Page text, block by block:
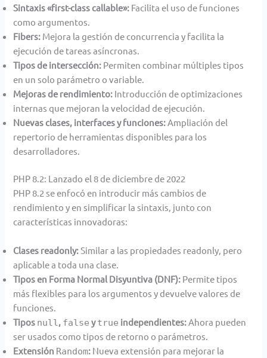
Sintaxis «first-class callable»: Facilita el uso de funciones
como argumentos.
Fibers: Mejora la gestión de concurrencia y facilita la
ejecución de tareas asíncronas.
Tipos de intersección: Permiten combinar múltiples tipos
en un solo parámetro o variable.
Mejoras de rendimiento: Introducción de optimizaciones
internas que mejoran la velocidad de ejecución.
Nuevas clases, interfaces y funciones:Ampliación del
repertorio de herramientas disponibles para los
desarrolladores.
PHP 8.2: Lanzado el 8 de diciembre de 2022
PHP 8.2 se enfocó en introducir más cambios de
rendimiento y en simplificar la sintaxis, junto con
características innovadoras:
Clases readonly:Similar a las propiedades readonly, pero
aplicable a toda una clase.
Tipos en Forma Normal Disyuntiva (DNF): Permite tipos
más flexibles para los argumentos y devuelve valores de
funciones.
Tipos null , false ytrue independientes: Ahora pueden
ser usados como tipos de retorno o parámetros.
Extensión Random: Nueva extensión para mejorar la